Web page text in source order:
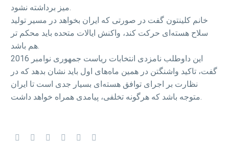
میز برداشته نشود.
خانم کلینتون گفت در صورتی که ایران بخواهد در مسیر تولید
سلاح هسته‌ای حرکت کند، واکنش ایالات متحده باید محکم تر
هم باشد.
این داوطلب نامزدی انتخابات ریاست جمهوری نوامبر 2016
گفت، تاکید واشنگتن در همین ماه‌های اول باید نشان بدهد که در
نظارت بر اجرای توافق هسته‌ای بسیار جدی است تا ایران
متوجه باشد که هرگونه تخلفی، پیامدی همراه خواهد داشت.